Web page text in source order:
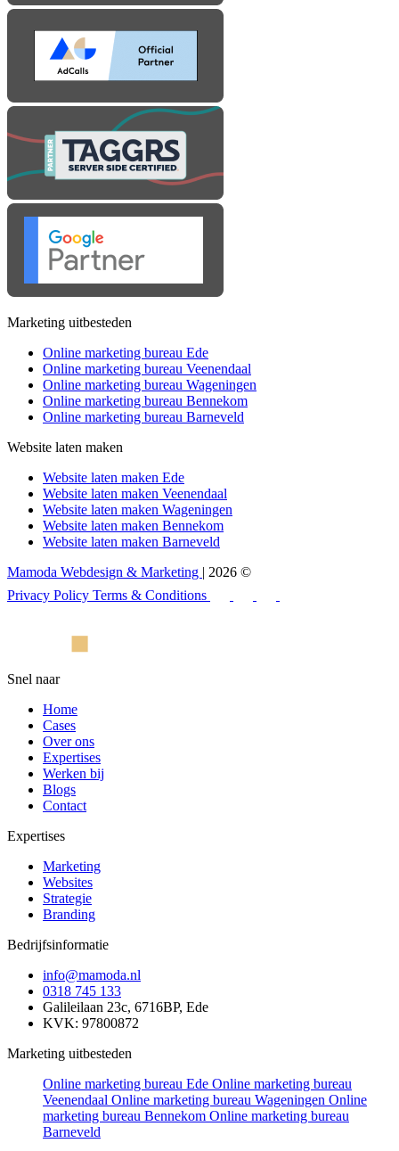
Marketing uitbesteden
Online marketing bureau Ede
Online marketing bureau Veenendaal
Online marketing bureau Wageningen
Online marketing bureau Bennekom
Online marketing bureau Barneveld
Website laten maken
Website laten maken Ede
Website laten maken Veenendaal
Website laten maken Wageningen
Website laten maken Bennekom
Website laten maken Barneveld
Mamoda Webdesign & Marketing | 2026 ©
Privacy Policy Terms & Conditions
Snel naar
Home
Cases
Over ons
Expertises
Werken bij
Blogs
Contact
Expertises
Marketing
Websites
Strategie
Branding
Bedrijfsinformatie
info@mamoda.nl
0318 745 133
Galileilaan 23c, 6716BP, Ede
KVK: 97800872
Marketing uitbesteden
Online marketing bureau Ede Online marketing bureau
Veenendaal Online marketing bureau Wageningen Online
marketing bureau Bennekom Online marketing bureau
Barneveld